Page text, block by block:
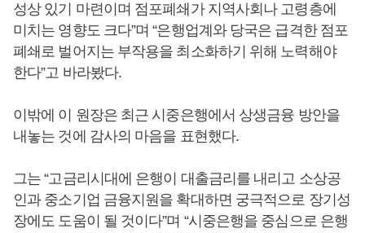
성상 있기 마련이며 점포폐쇄가 지역사회나 고령층에
미치는 영향도 크다”며 “은행업계와 당국은 급격한 점포
폐쇄로 벌어지는 부작용을 최소화하기 위해 노력해야
한다”고 바라봤다.
이밖에 이 원장은 최근 시중은행에서 상생금융 방안을
내놓는 것에 감사의 마음을 표현했다.
그는 “고금리시대에 은행이 대출금리를 내리고 소상공
인과 중소기업 금융지원을 확대하면 궁극적으로 장기성
장에도 도움이 될 것이다”며 “시중은행을 중심으로 은행